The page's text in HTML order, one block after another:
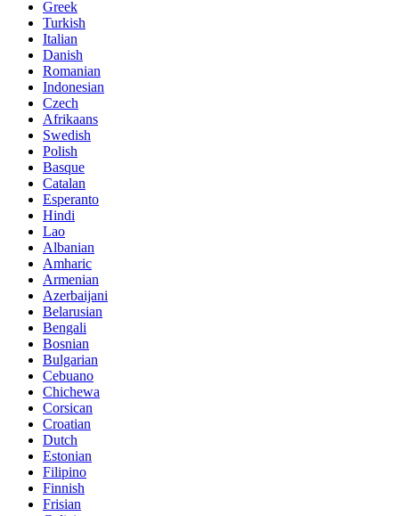
Greek
Turkish
Italian
Danish
Romanian
Indonesian
Czech
Afrikaans
Swedish
Polish
Basque
Catalan
Esperanto
Hindi
Lao
Albanian
Amharic
Armenian
Azerbaijani
Belarusian
Bengali
Bosnian
Bulgarian
Cebuano
Chichewa
Corsican
Croatian
Dutch
Estonian
Filipino
Finnish
Frisian